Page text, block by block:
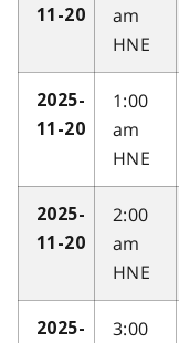
11-20
am
HNE
2025-
11-20
1:00
am
HNE
2025-
11-20
2:00
am
HNE
2025-
3:00